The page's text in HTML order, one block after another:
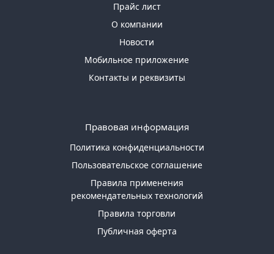
Прайс лист
О компании
Новости
Мобильное приложение
Контакты и реквизиты
Правовая информация
Политика конфиденциальности
Пользовательское соглашение
Правила применения
рекомендательных технологий
Правила торговли
Публичная оферта